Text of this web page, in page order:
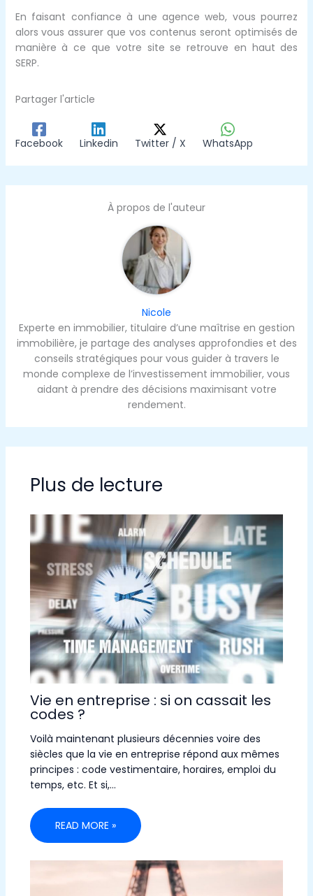
En faisant confiance à une agence web, vous pourrez
alors vous assurer que vos contenus seront optimisés de
manière à ce que votre site se retrouve en haut des
SERP.
Partager l'article
Facebook Linkedin Twitter / X WhatsApp
À propos de l'auteur
Nicole
Experte en immobilier, titulaire d’une maîtrise en gestion
immobilière, je partage des analyses approfondies et des
conseils stratégiques pour vous guider à travers le
monde complexe de l’investissement immobilier, vous
aidant à prendre des décisions maximisant votre
rendement.
Plus de lecture
Vie en entreprise : si on cassait les
codes ?
Voilà maintenant plusieurs décennies voire des
siècles que la vie en entreprise répond aux mêmes
principes : code vestimentaire, horaires, emploi du
temps, etc. Et si,…
READ MORE »